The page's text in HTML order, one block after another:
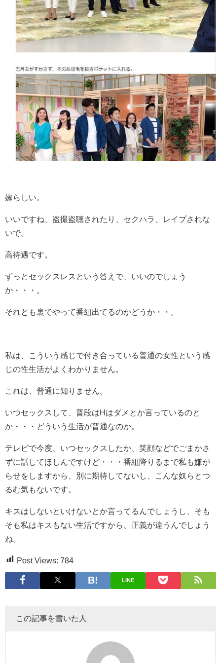
嫁らしい。
いいですね、盗撮盗聴されたり、セクハラ、レイプされな
いで。
高待遇です。
ずっとセックスレスという答えで、いいのでしょう
か・・・。
それとも裏でやって番組出てるのかどうか・・。
私は、こういう感じで付き合っている普通の女性という感
じの性生活がよくわかりません。
これは、普通に知りません。
いつセックスして、普段はHはダメとか言っているのと
か・・・どういう生活が普通なのか。
テレビで今度、いつセックスしたか、笑顔などでごまかさ
ずに話してほしんですけど・・・番組降りるまで私も嫌が
らせをしますから、別に期待してないし、こんな奴らとつ
るむ気もないです。
キスはしないといけないとか言ってるんでしょうし、そも
そも私はキスもない生活ですから、正義が違うんでしょう
ね。
Post Views: 784
LINE
この記事を書いた人